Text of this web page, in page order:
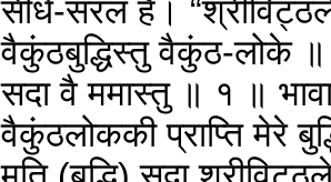
सीधे-सरल है।
वैकुंठबुद्धिस्तु वैकुंठ-लोके ॥
सदा वै ममास्तु ॥ १ ॥
वैकुंठलोककी प्राप्ति मेरे